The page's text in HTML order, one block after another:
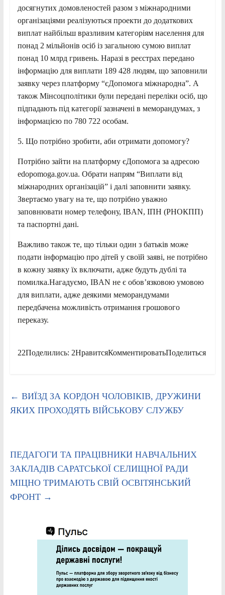
досягнутих домовленостей разом з міжнародними
організаціями реалізуються проекти до додаткових
виплат найбільш вразливим категоріям населення для
понад 2 мільйонів осіб із загальною сумою виплат
понад 10 млрд гривень. Наразі в реєстрах передано
інформацію для виплати 189 428 людям, що заповнили
заявку через платформу “єДопомога міжнародна”. А
також Мінсоцполітики були передані переліки осіб, що
підпадають під категорії зазначені в меморандумах, з
інформацією по 780 722 особам.
5. Що потрібно зробити, аби отримати допомогу?
Потрібно зайти на платформу єДопомога за адресою
edopomoga.gov.ua. Обрати напрям “Виплати від
міжнародних організацій” і далі заповнити заявку.
Звертаємо увагу на те, що потрібно уважно
заповнювати номер телефону, IBAN, ІПН (РНОКПП)
та паспортні дані.
Важливо також те, що тільки один з батьків може
подати інформацію про дітей у своїй заяві, не потрібно
в кожну заявку їх включати, адже будуть дублі та
помилка.Нагадуємо, IBAN не є обов’язковою умовою
для виплати, адже деякими меморандумами
передбачена можливість отримання грошового
переказу.
22Поделились: 2НравитсяКомментироватьПоделиться
← ВИЇЗД ЗА КОРДОН ЧОЛОВІКІВ, ДРУЖИНИ
ЯКИХ ПРОХОДЯТЬ ВІЙСЬКОВУ СЛУЖБУ
ПЕДАГОГИ ТА ПРАЦІВНИКИ НАВЧАЛЬНИХ
ЗАКЛАДІВ САРАТСЬКОЇ СЕЛИЩНОЇ РАДИ
МІЦНО ТРИМАЮТЬ СВІЙ ОСВІТЯНСЬКИЙ
ФРОНТ →